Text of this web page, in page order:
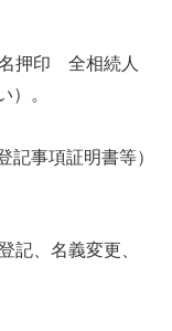
押印 全相続人
）。
記事項証明書等）
、名義変更、